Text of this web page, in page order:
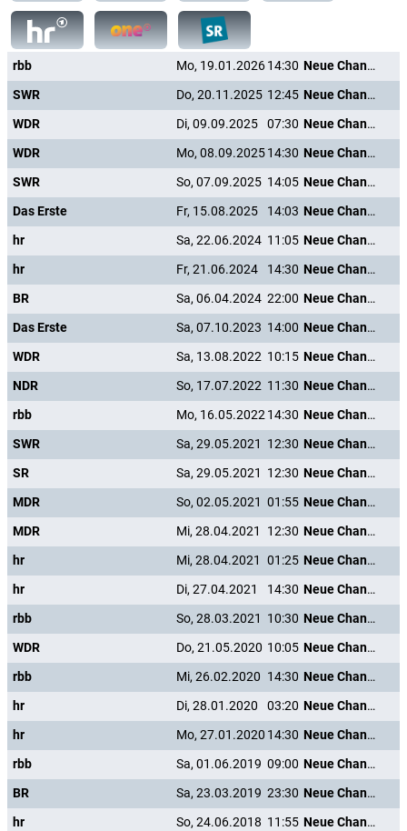
rbb Mo, 19.01.202614:30
Neue Chance zum Glück
SWR
Do, 20.11.2025 12:45
Neue Chance zum Glück
WDR
Di, 09.09.2025 07:30
Neue Chance zum Glück
WDR
Mo, 08.09.202514:30
Neue Chance zum Glück
SWR
So, 07.09.2025 14:05
Neue Chance zum Glück
Das Erste
Fr, 15.08.2025 14:03
Neue Chance zum Glück
hr
Sa, 22.06.2024 11:05
Neue Chance zum Glück
hr
Fr, 21.06.2024 14:30
Neue Chance zum Glück
BR
Sa, 06.04.2024 22:00
Neue Chance zum Glück
Das Erste
Sa, 07.10.2023 14:00
Neue Chance zum Glück
WDR
Sa, 13.08.2022 10:15
Neue Chance zum Glück
NDR
So, 17.07.2022 11:30
Neue Chance zum Glück
rbb
Mo, 16.05.202214:30
Neue Chance zum Glück
SWR
Sa, 29.05.2021 12:30
Neue Chance zum Glück
SR
Sa, 29.05.2021 12:30
Neue Chance zum Glück
MDR
So, 02.05.2021 01:55
Neue Chance zum Glück
MDR
Mi, 28.04.2021 12:30
Neue Chance zum Glück
hr
Mi, 28.04.2021 01:25
Neue Chance zum Glück
hr
Di, 27.04.2021 14:30
Neue Chance zum Glück
rbb
So, 28.03.2021 10:30
Neue Chance zum Glück
WDR
Do, 21.05.2020 10:05
Neue Chance zum Glück
rbb
Mi, 26.02.2020 14:30
Neue Chance zum Glück
hr
Di, 28.01.2020 03:20
Neue Chance zum Glück
hr
Mo, 27.01.2020 14:30
Neue Chance zum Glück
rbb
Sa, 01.06.2019 09:00
Neue Chance zum Glück
BR
Sa, 23.03.2019 23:30
Neue Chance zum Glück
hr
So, 24.06.2018 11:55
Neue Chance zum Glück